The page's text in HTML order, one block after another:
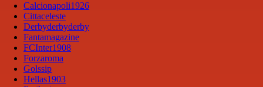
Calcionapoli1926
Cittaceleste
Derbyderbyderby
Fantamagazine
FCInter1908
Forzaroma
Golssip
Hellas1903